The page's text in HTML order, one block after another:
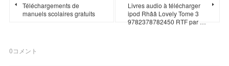
Téléchargements de
manuels scolaires gratuits
Livres audio à télécharger
ipod Rhââ Lovely Tome 3
9782378782450 RTF par …
0コメント